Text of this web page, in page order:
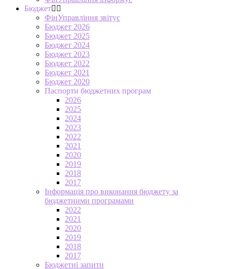
Бюджет
ФінУправління звітує
Бюджет 2026
Бюджет 2025
Бюджет 2024
Бюджет 2023
Бюджет 2022
Бюджет 2021
Бюджет 2020
Паспорти бюджетних програм
2026
2025
2024
2023
2022
2021
2020
2019
2018
2017
Інформація про виконання бюджету за
бюджетними програмами
2022
2021
2020
2019
2018
2017
Бюджетні запити